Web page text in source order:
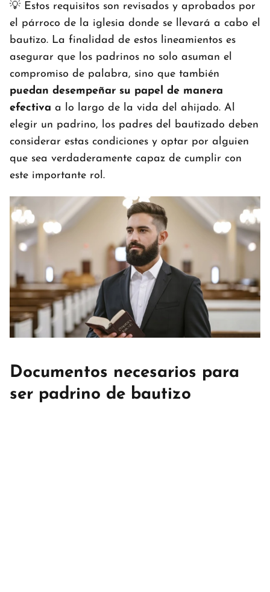
💡 Estos requisitos son revisados y aprobados por
el párroco de la iglesia donde se llevará a cabo el
bautizo. La finalidad de estos lineamientos es
asegurar que los padrinos no solo asuman el
compromiso de palabra, sino que también
puedan desempeñar su papel de manera
efectiva a lo largo de la vida del ahijado. Al
elegir un padrino, los padres del bautizado deben
considerar estas condiciones y optar por alguien
que sea verdaderamente capaz de cumplir con
este importante rol.
Documentos necesarios para
ser padrino de bautizo